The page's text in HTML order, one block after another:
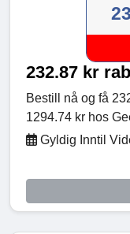
232.87 kr
Bestill nå og få
1294.74 kr hos
Gyldig Inntil